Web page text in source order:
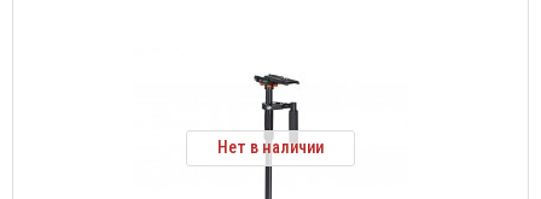
Нет в наличии